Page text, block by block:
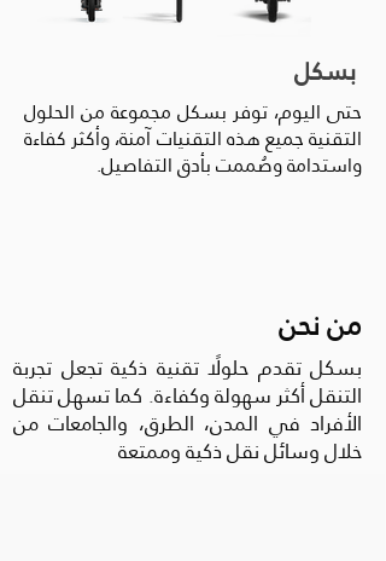
بسكل
حتى اليوم، توفر بسكل مجموعة من الحلول
التقنية جميع هذه التقنيات آمنة، وأكثر كفاءة
واستدامة وصُممت بأدق التفاصيل.
من نحن
بسكل تقدم حلولًا تقنية ذكية تجعل تجربة
التنقل أكثر سهولة وكفاءة. كما تسهل تنقل
الأفراد في المدن، الطرق، والجامعات من
خلال وسائل نقل ذكية وممتعة